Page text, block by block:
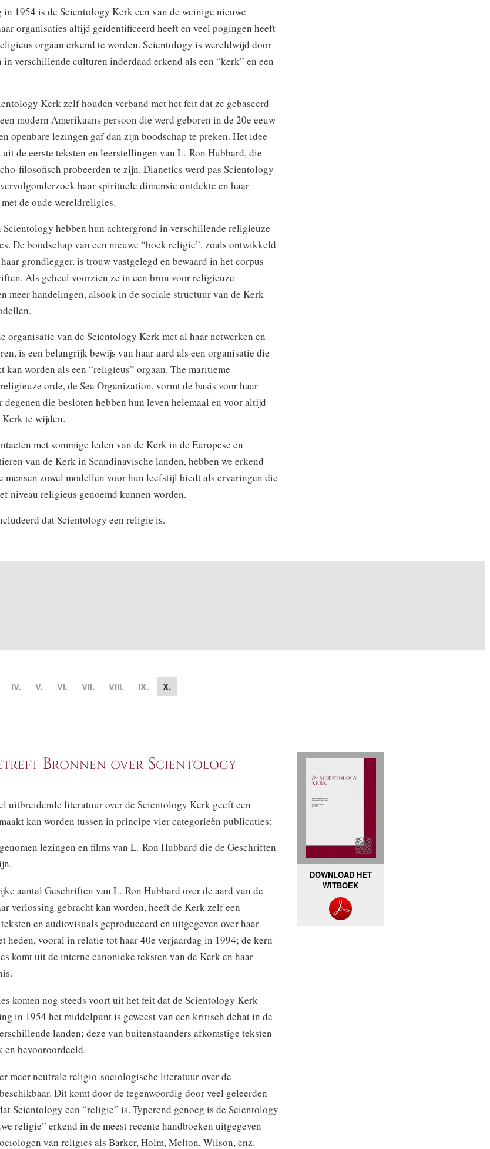
1954 is de Scientology Kerk een van de weinige nieuwe
organisaties altijd geïdentificeerd heeft en veel pogingen heeft
orgaan erkend te worden. Scientology is wereldwijd door
verschillende culturen inderdaad erkend als een “kerk” en een
Kerk zelf houden verband met het feit dat ze gebaseerd
modern Amerikaans persoon die werd geboren in de 20e eeuw
openbare lezingen gaf dan zijn boodschap te preken. Het idee
de eerste teksten en leerstellingen van L. Ron Hubbard, die
filosofisch probeerden te zijn. Dianetics werd pas Scientology
haar spirituele dimensie ontdekte en haar
de oude wereldreligies.
hebben hun achtergrond in verschillende religieuze
De boodschap van een nieuwe “boek religie”, zoals ontwikkeld
grondlegger, is trouw vastgelegd en bewaard in het corpus
Als geheel voorzien ze in een bron voor religieuze
meer handelingen, alsook in de sociale structuur van de Kerk
organisatie van de Scientology Kerk met al haar netwerken en
is een belangrijk bewijs van haar aard als een organisatie die
kan worden als een “religieus” orgaan. The maritieme
orde, de Sea Organization, vormt de basis voor haar
die besloten hebben hun leven helemaal en voor altijd
Kerk te wijden.
met sommige leden van de Kerk in de Europese en
van de Kerk in Scandinavische landen, hebben we erkend
mensen zowel modellen voor hun leefstijl biedt als ervaringen die
niveau religieus genoemd kunnen worden.
dat Scientology een religie is.
IV. V. VI. VII. VIII. IX. X.
Bronnen over Scientology
uitbreidende literatuur over de Scientology Kerk geeft een
kan worden tussen in principe vier categorieën publicaties:
lezingen en films van L. Ron Hubbard die de Geschriften
aantal Geschriften van L. Ron Hubbard over de aard van de
verlossing gebracht kan worden, heeft de Kerk zelf een
en audiovisuals geproduceerd en uitgegeven over haar
heden, vooral in relatie tot haar 40e verjaardag in 1994; de kern
komt uit de interne canonieke teksten van de Kerk en haar
komen nog steeds voort uit het feit dat de Scientology Kerk
in 1954 het middelpunt is geweest van een kritisch debat in de
landen; deze van buitenstaanders afkomstige teksten
bevooroordeeld.
meer neutrale religio-sociologische literatuur over de
Dit komt door de tegenwoordig door veel geleerden
Scientology een “religie” is. Typerend genoeg is de Scientology
religie” erkend in de meest recente handboeken uitgegeven
van religies als Barker, Holm, Melton, Wilson, enz.
DOWNLOAD HET
WITBOEK